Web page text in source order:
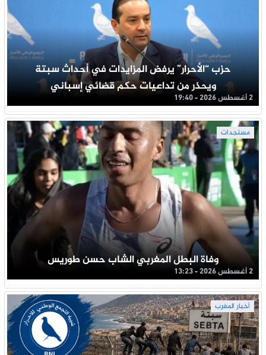
حزب “الأحرار” يرفض المزايدات في أحداث سبتة
ويحذر من تداعيات حكم قضائي إسباني
2 أغسطس 2026 - 19:40
مستجدات
وفاة البطل المغربي الشاب حسن طوريس
2 أغسطس 2026 - 13:23
أخبار المغرب